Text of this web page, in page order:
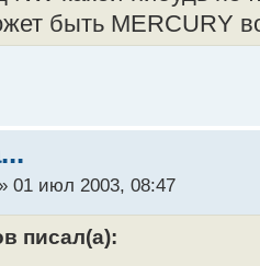
быть MERCURY
01 июл 2003, 08:47
писал(а):